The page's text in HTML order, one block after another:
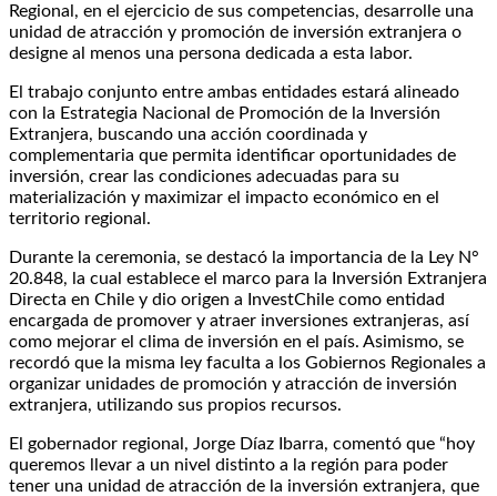
Regional, en el ejercicio de sus competencias, desarrolle una
unidad de atracción y promoción de inversión extranjera o
designe al menos una persona dedicada a esta labor.
El trabajo conjunto entre ambas entidades estará alineado
con la Estrategia Nacional de Promoción de la Inversión
Extranjera, buscando una acción coordinada y
complementaria que permita identificar oportunidades de
inversión, crear las condiciones adecuadas para su
materialización y maximizar el impacto económico en el
territorio regional.
Durante la ceremonia, se destacó la importancia de la Ley N°
20.848, la cual establece el marco para la Inversión Extranjera
Directa en Chile y dio origen a InvestChile como entidad
encargada de promover y atraer inversiones extranjeras, así
como mejorar el clima de inversión en el país. Asimismo, se
recordó que la misma ley faculta a los Gobiernos Regionales a
organizar unidades de promoción y atracción de inversión
extranjera, utilizando sus propios recursos.
El gobernador regional, Jorge Díaz Ibarra, comentó que “hoy
queremos llevar a un nivel distinto a la región para poder
tener una unidad de atracción de la inversión extranjera, que